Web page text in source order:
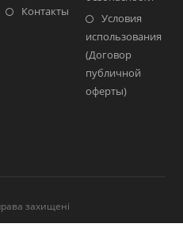
Контакты
Условия
использования
(Договор
публичной
оферты)
захищені